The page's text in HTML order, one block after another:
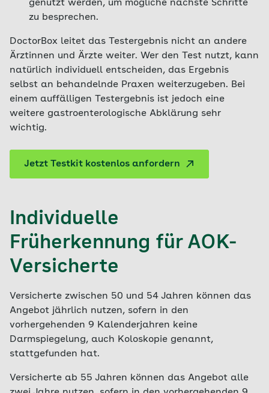
genutzt werden, um mögliche nächste Schritte
zu besprechen.
DoctorBox leitet das Testergebnis nicht an andere
Ärztinnen und Ärzte weiter. Wer den Test nutzt, kann
natürlich individuell entscheiden, das Ergebnis
selbst an behandelnde Praxen weiterzugeben. Bei
einem auffälligen Testergebnis ist jedoch eine
weitere gastroenterologische Abklärung sehr
wichtig.
Jetzt Testkit kostenlos anfordern
Individuelle
Früherkennung für AOK-
Versicherte
Versicherte zwischen 50 und 54 Jahren können das
Angebot jährlich nutzen, sofern in den
vorhergehenden 9 Kalenderjahren keine
Darmspiegelung, auch Koloskopie genannt,
stattgefunden hat.
Versicherte ab 55 Jahren können das Angebot alle